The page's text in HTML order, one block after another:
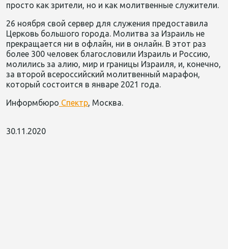
просто как зрители, но и как молитвенные служители.
26 ноября свой сервер для служения предоставила
Церковь большого города. Молитва за Израиль не
прекращается ни в офлайн, ни в онлайн. В этот раз
более 300 человек благословили Израиль и Россию,
молились за алию, мир и границы Израиля, и, конечно,
за второй всероссийский молитвенный марафон,
который состоится в январе 2021 года.
Информбюро Спектр, Москва.
30.11.2020